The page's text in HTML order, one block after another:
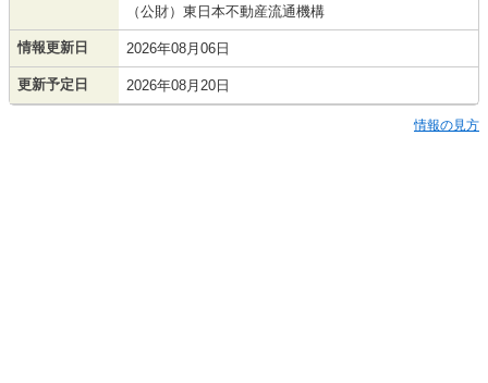
（公財）東日本不動産流通機構
情報更新日 2026年08月06日
更新予定日 2026年08月20日
情報の見方